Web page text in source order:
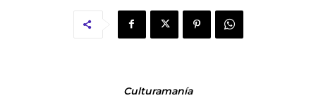
Culturamanía